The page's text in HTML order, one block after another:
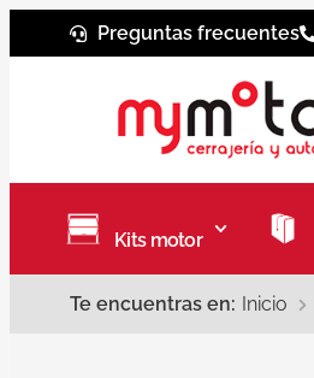
Preguntas frecuentes
Kits motor
Te encuentras en: Inicio